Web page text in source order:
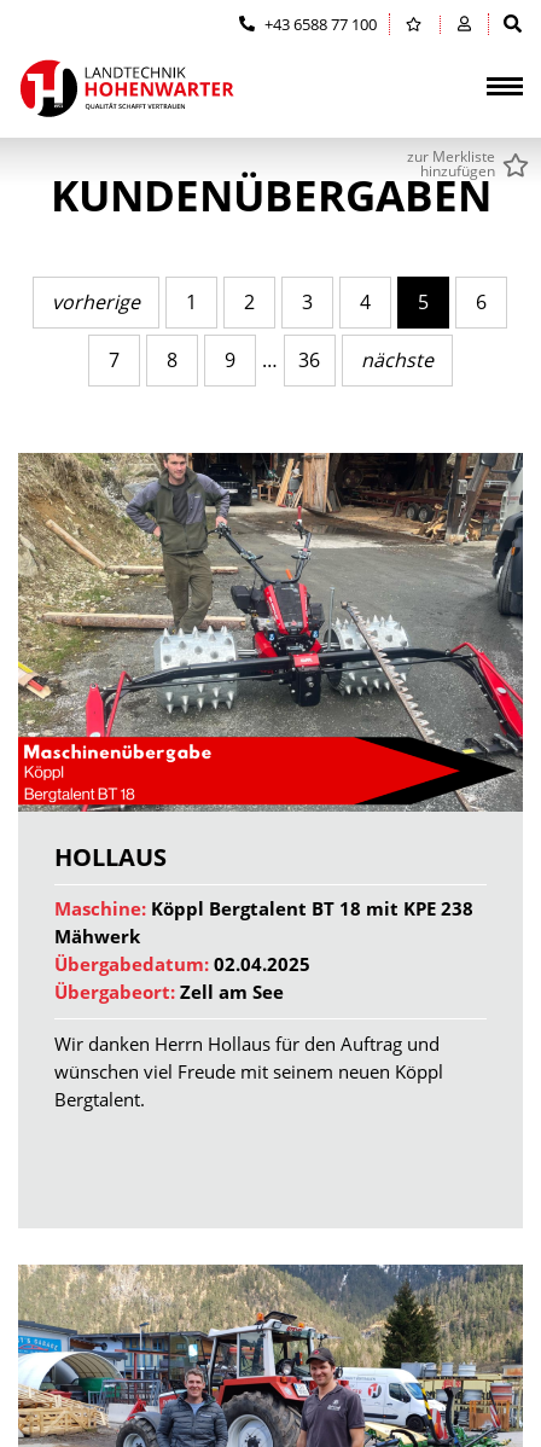
Zum Inhalt springen (Alt+0)
Zum Hauptmenü springen (Alt+1)
+43 6588 77 100
zur Merkliste
hinzufügen
KUNDENÜBERGABEN
vorherige 1 2 3 4 5 6
7 8 9 … 36 nächste
HOLLAUS
Maschine: Köppl Bergtalent BT 18 mit KPE 238
Mähwerk
Übergabedatum: 02.04.2025
Übergabeort: Zell am See
Wir danken Herrn Hollaus für den Auftrag und
wünschen viel Freude mit seinem neuen Köppl
Bergtalent.